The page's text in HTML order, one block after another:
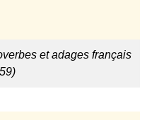
et adages français